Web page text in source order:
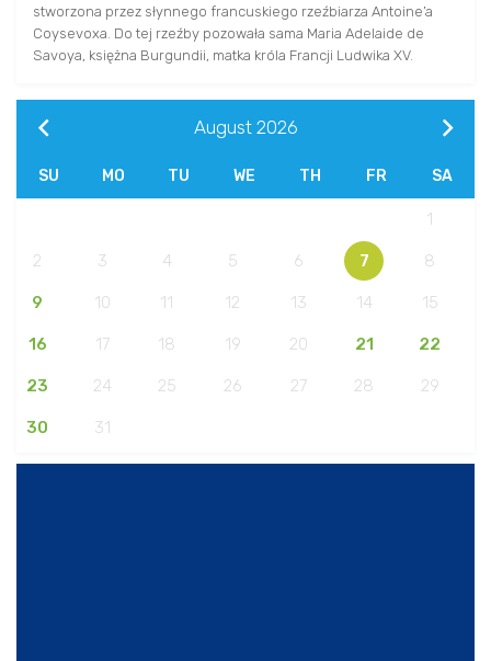
stworzona przez słynnego francuskiego rzeźbiarza Antoine’a
Coysevoxa. Do tej rzeźby pozowała sama Maria Adelaide de
Savoya, księżna Burgundii, matka króla Francji Ludwika XV.
August 2026
SU MO TU WE TH FR SA
1
2 3 4 5 6 7 8
9 10 11 12 13 14 15
16 17 18 19 20 21 22
23 24 25 26 27 28 29
30 31